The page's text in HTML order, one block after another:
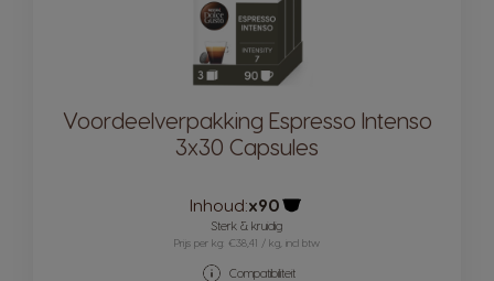
Voordeelverpakking Espresso Intenso
3x30 Capsules
Inhoud:x90
Pictogram capsule
Sterk & kruidig
Prijs per kg: €38,41 / kg, incl btw
Compatibiliteit